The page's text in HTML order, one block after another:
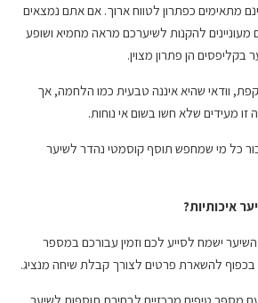
מתאימים כפתרון לטווח ארוך. אם אתם נמצאים
מעוניינים להקנות לשיערכם מראה מחמיא ושופע
בקליפסים הן פתרון מצוין.
וודאי שהיא איננה טבעית כמו הלחמה, אך
זו מעידים שלא חשו בשום אי נוחות.
כל מי שמחפש תוסף קוסמטי נהדר לשיער
איכותיות?
ישמח לסייע לכם וזמין עבורכם במספר